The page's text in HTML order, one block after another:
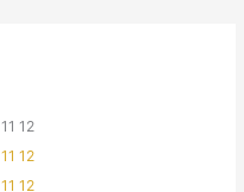
11 12
11 12
11 12